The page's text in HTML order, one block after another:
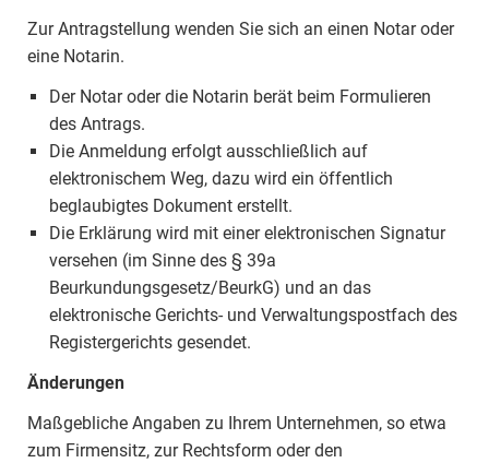
Zur Antragstellung wenden Sie sich an einen Notar oder
eine Notarin.
Der Notar oder die Notarin berät beim Formulieren
des Antrags.
Die Anmeldung erfolgt ausschließlich auf
elektronischem Weg, dazu wird ein öffentlich
beglaubigtes Dokument erstellt.
Die Erklärung wird mit einer elektronischen Signatur
versehen (im Sinne des § 39a
Beurkundungsgesetz/BeurkG) und an das
elektronische Gerichts- und Verwaltungspostfach des
Registergerichts gesendet.
Änderungen
Maßgebliche Angaben zu Ihrem Unternehmen, so etwa
zum Firmensitz, zur Rechtsform oder den